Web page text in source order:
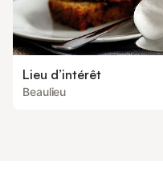
Lieu d’intérêt
Beaulieu